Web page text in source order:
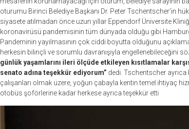
oturumu Birinci Belediye Başkanı Dr. Peter Tschentscher’in
siyasete atılmadan önce uzun yıllar Eppendorf Üniversite
koronavirüsü pandemisinin tüm dünyada olduğu gibi
Pandeminin yayılmasının çok ciddi boyutta olduğunu
herkesin bilinçli ve sorumlu davranışıyla engellenebileceğini
günlük yaşamlarını ileri ölçüde etkileyen kısıtlamalar
senato adına teşekkür ediyorum” dedi. Tschentscher
çalışanları olmak üzere, yoğun çabayla kentin temel ihtiyaç
otobüs şoförlerine kadar herkese ayrıca teşekkür etti